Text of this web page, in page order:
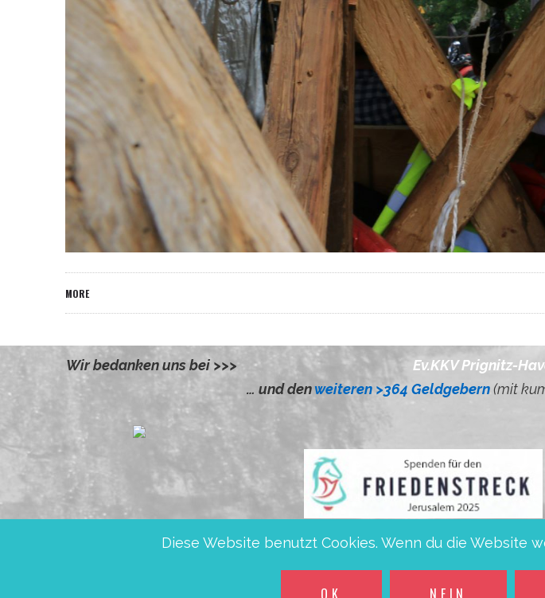
MORE
Wir bedanken uns bei >>> Ev.KKV Prignitz-Havelland-Ruppin
… und denweiteren >364 Geldgebern(mit
Friedensglocken e.V., IBAN DE51 1605 0000 1000 5702 54
Diese Website benutzt Cookies. Wenn du die Website
OK NEIN